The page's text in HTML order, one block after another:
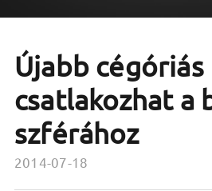
Újabb cégóriás
csatlakozhat a
szférához
2014-07-18